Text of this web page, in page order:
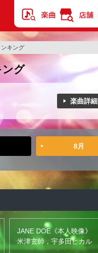
キング
ング
楽曲詳
8月
JANE DOE《本人映像》
米津玄師，宇多田ヒカル